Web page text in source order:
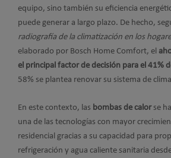
equipo, sino también su eficiencia
puede generar a largo plazo. De hecho,
radiografía de la climatización en los
elaborado por Bosch Home Comfort, el
el principal factor de decisión para el 41%
58% se plantea renovar su sistema de
En este contexto, las bombas de calorse
una de las tecnologías con mayor
residencial gracias a su capacidad para
refrigeración y agua caliente sanitaria